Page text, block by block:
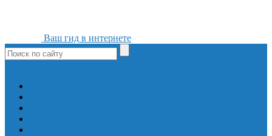
Ваш гид в интернете